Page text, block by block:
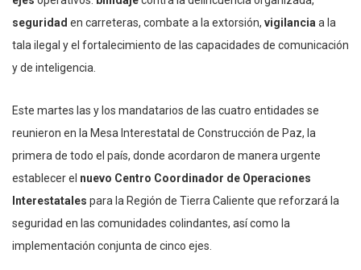
seguridad en carreteras, combate a la extorsión, vigilanciaa la
tala ilegal y el fortalecimiento de las capacidades de comunicación
y de inteligencia.
Este martes las y los mandatarios de las cuatro entidades se
reunieron en la Mesa Interestatal de Construcción de Paz, la
primera de todo el país, donde acordaron de manera urgente
establecer el nuevo Centro Coordinador de Operaciones
Interestatales para la Región de Tierra Caliente que reforzará la
seguridad en las comunidades colindantes, así como la
implementación conjunta de cinco ejes.